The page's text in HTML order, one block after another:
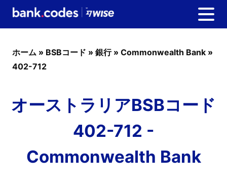
ホーム » BSBコード » 銀行» Commonwealth Bank »
402-712
オーストラリアBSBコード
402-712 -
Commonwealth Bank